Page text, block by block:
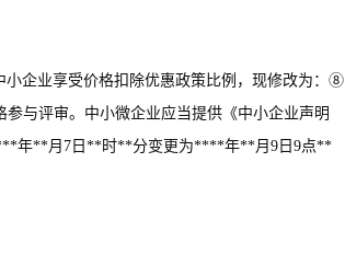
小企业享受价格扣除优惠政策比例，现修改为：⑧
与评审。中小微企业应当提供《中小企业声明
年**月7日**时**分变更为****年**月9日9点**